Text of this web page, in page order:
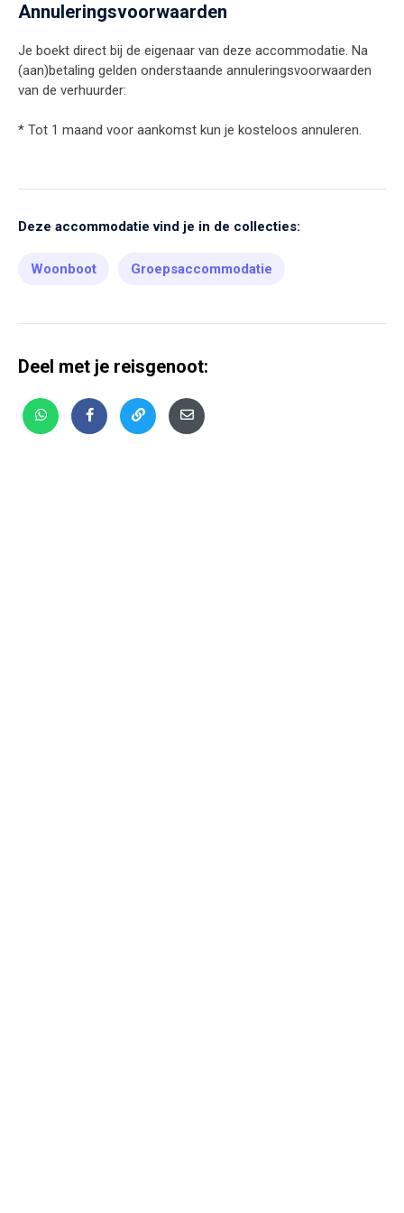
Annuleringsvoorwaarden
Je boekt direct bij de eigenaar van deze accommodatie. Na
(aan)betaling gelden onderstaande annuleringsvoorwaarden
van de verhuurder:
* Tot 1 maand voor aankomst kun je kosteloos annuleren.
Deze accommodatie vind je in de collecties:
Woonboot Groepsaccommodatie
Deel met je reisgenoot: